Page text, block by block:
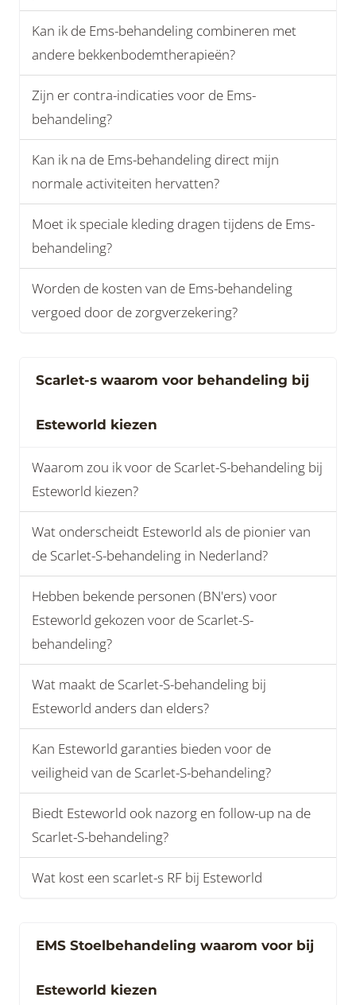
Kan ik de Ems-behandeling combineren met
andere bekkenbodemtherapieën?
Zijn er contra-indicaties voor de Ems-
behandeling?
Kan ik na de Ems-behandeling direct mijn
normale activiteiten hervatten?
Moet ik speciale kleding dragen tijdens de Ems-
behandeling?
Worden de kosten van de Ems-behandeling
vergoed door de zorgverzekering?
Scarlet-s waarom voor behandeling bij
Esteworld kiezen
Waarom zou ik voor de Scarlet-S-behandeling bij
Esteworld kiezen?
Wat onderscheidt Esteworld als de pionier van
de Scarlet-S-behandeling in Nederland?
Hebben bekende personen (BN'ers) voor
Esteworld gekozen voor de Scarlet-S-
behandeling?
Wat maakt de Scarlet-S-behandeling bij
Esteworld anders dan elders?
Kan Esteworld garanties bieden voor de
veiligheid van de Scarlet-S-behandeling?
Biedt Esteworld ook nazorg en follow-up na de
Scarlet-S-behandeling?
Wat kost een scarlet-s RF bij Esteworld
EMS Stoelbehandeling waarom voor bij
Esteworld kiezen